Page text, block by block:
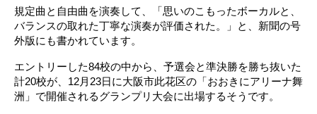
規定曲と自由曲を演奏して、「思いのこもったボーカルと、
バランスの取れた丁寧な演奏が評価された。」と、新聞の号
外版にも書かれています。
エントリーした84校の中から、予選会と準決勝を勝ち抜いた
計20校が、12月23日に大阪市此花区の「おおきにアリーナ舞
洲」で開催されるグランプリ大会に出場するそうです。